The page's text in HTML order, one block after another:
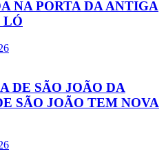
NA PORTA DA ANTIGA
LÓ
DE SÃO JOÃO DA
SÃO JOÃO TEM NOVA